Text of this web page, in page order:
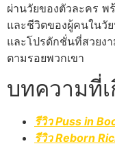
ผ่านวัยของตัวละคร พ
และชีวิตของผู้คนในวั
และโปรดักชั่นที่สวยง
ตามรอยพวกเขา
บทความที่
รีวิว Puss in
รีวิว Reborn